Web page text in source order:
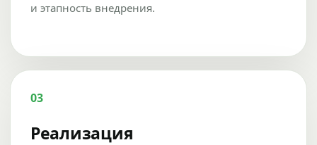
и этапность внедрения.
03
Реализация